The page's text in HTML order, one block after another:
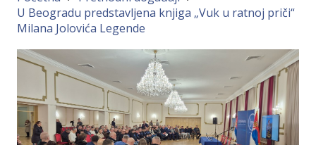
U Beogradu predstavljena knjiga „Vuk u ratnoj priči“
Milana Jolovića Legende